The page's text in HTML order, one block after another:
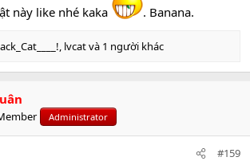
này like nhé kaka . Banana.
, lvcatvà 1 người khác
Administrator
#159